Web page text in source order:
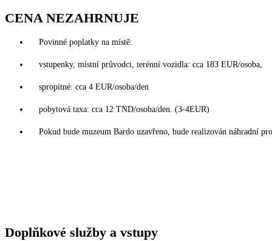
CENA NEZAHRNUJE
Povinné poplatky na místě:
vstupenky, místní průvodci, terénní vozidla: cca 183 EUR/osoba,
spropitné: cca 4 EUR/osoba/den
pobytová taxa: cca 12 TND/osoba/den. (3-4EUR)
Pokud bude muzeum Bardo uzavřeno, bude realizován náhradní
Doplňkové služby a vstupy